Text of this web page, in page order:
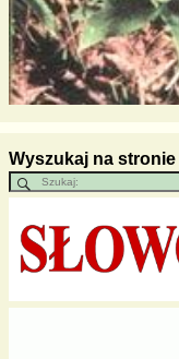
Wyszukaj na stronie